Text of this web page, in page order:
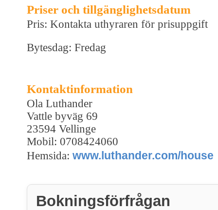
Priser och tillgänglighetsdatum
Pris: Kontakta uthyraren för prisuppgift
Bytesdag: Fredag
Kontaktinformation
Ola Luthander
Vattle byväg 69
23594 Vellinge
Mobil: 0708424060
Hemsida: www.luthander.com/house
Bokningsförfrågan